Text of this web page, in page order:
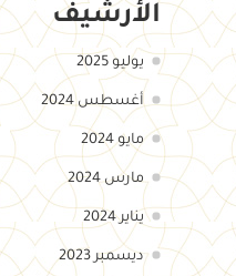
الأرشيف
يوليو 2025
أغسطس 2024
مايو 2024
مارس 2024
يناير 2024
ديسمبر 2023